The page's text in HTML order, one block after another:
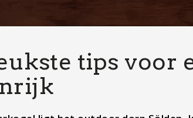
tips voor